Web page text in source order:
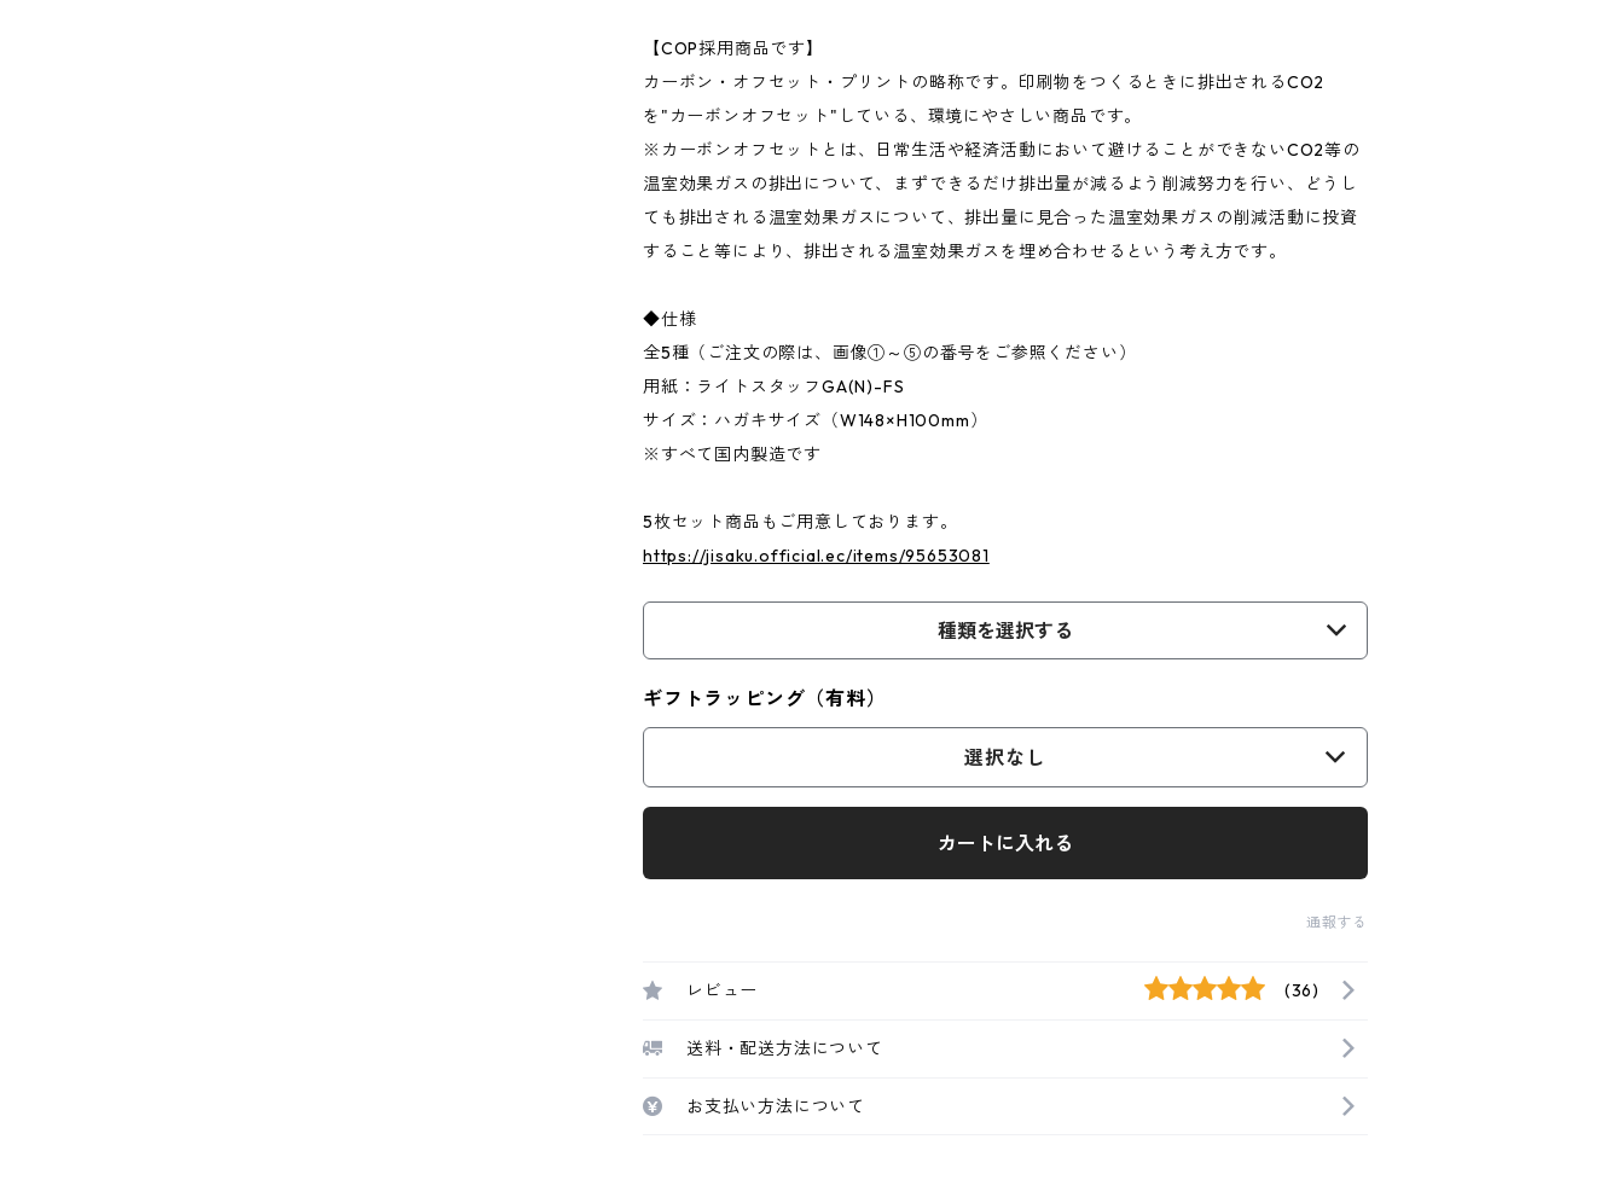
【COP採用商品です】
カーボン・オフセット・プリントの略称です。印刷物をつくるときに排出されるCO2
を"カーボンオフセット"している、環境にやさしい商品です。
※カーボンオフセットとは、日常生活や経済活動において避けることができないCO2等の
温室効果ガスの排出について、まずできるだけ排出量が減るよう削減努力を行い、どうし
ても排出される温室効果ガスについて、排出量に見合った温室効果ガスの削減活動に投資
すること等により、排出される温室効果ガスを埋め合わせるという考え方です。
◆仕様
全5種（ご注文の際は、画像①～⑤の番号をご参照ください）
用紙：ライトスタッフGA(N)-FS
サイズ：ハガキサイズ（W148×H100mm）
※すべて国内製造です
5枚セット商品もご用意しております。
https://jisaku.official.ec/items/95653081
種類を選択する
ギフトラッピング（有料）
選択なし
カートに入れる
通報する
レビュー (36)
送料・配送方法について
お支払い方法について